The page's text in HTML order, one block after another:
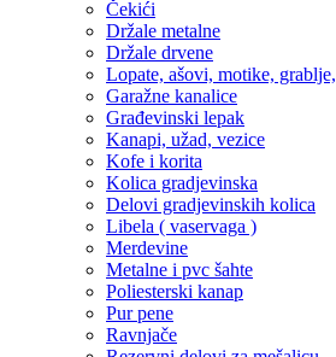
Čekići
Držale metalne
Držale drvene
Lopate, ašovi, motike, grablje,
Garažne kanalice
Građevinski lepak
Kanapi, užad, vezice
Kofe i korita
Kolica gradjevinska
Delovi gradjevinskih kolica
Libela ( vaservaga )
Merdevine
Metalne i pvc šahte
Poliesterski kanap
Pur pene
Ravnjače